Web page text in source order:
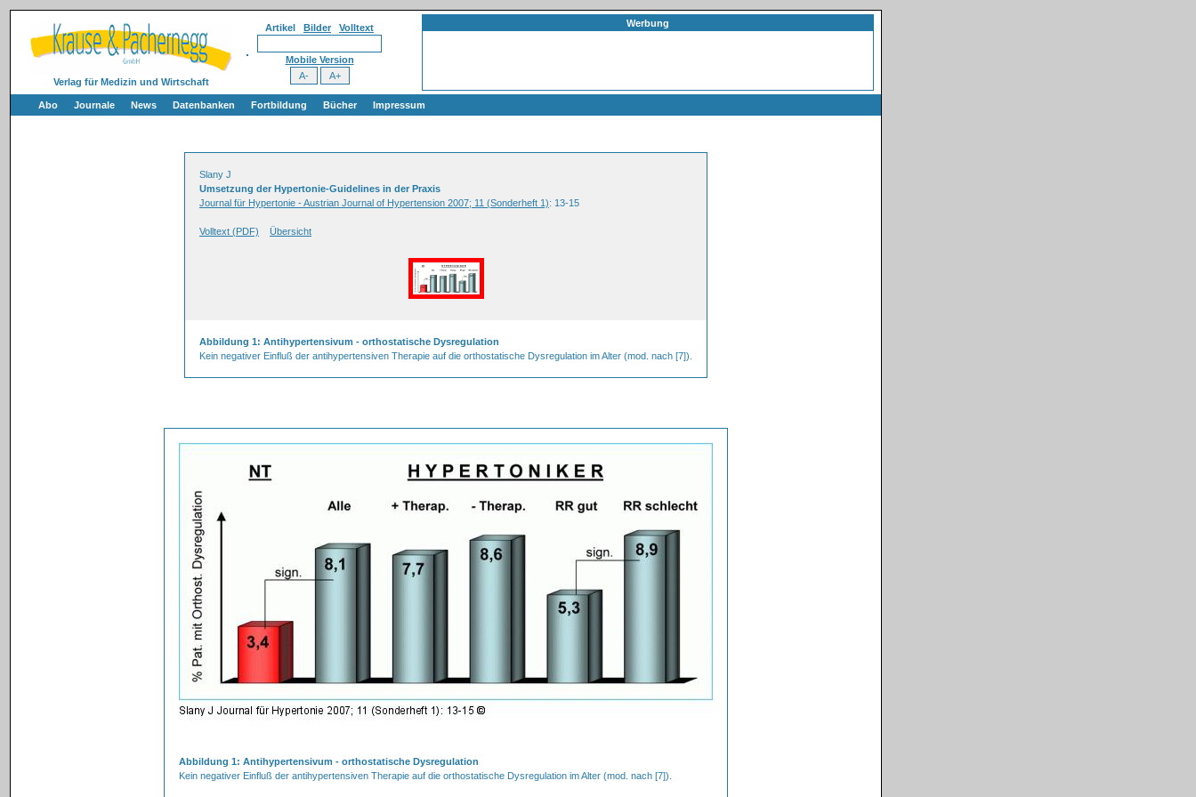
Verlag für Medizin und Wirtschaft
Artikel Bilder Volltext
Mobile Version
Werbung
Abo Journale News Datenbanken Fortbildung Bücher Impressum
Slany J
Umsetzung der Hypertonie-Guidelines in der Praxis
Journal für Hypertonie - Austrian Journal of Hypertension 2007; 11 (Sonderheft 1): 13-15
Volltext (PDF) Übersicht
Abbildung 1: Antihypertensivum - orthostatische Dysregulation
Kein negativer Einfluß der antihypertensiven Therapie auf die orthostatische Dysregulation im Alter (mod. nach [7]).
Abbildung 1: Antihypertensivum - orthostatische Dysregulation
Kein negativer Einfluß der antihypertensiven Therapie auf die orthostatische Dysregulation im Alter (mod. nach [7]).